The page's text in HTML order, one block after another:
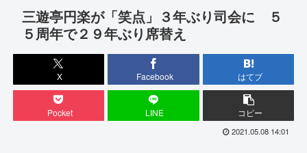
三遊亭円楽が「笑点」３年ぶり司会に ５
５周年で２９年ぶり席替え
X Facebook はてブ
Pocket LINE コピー
2021.05.08 14:01